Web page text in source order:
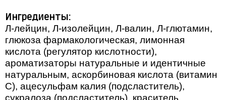
Ингредиенты:
Л-лейцин, Л-изолейцин, Л-валин, Л-глютамин,
глюкоза фармакологическая, лимонная
кислота (регулятор кислотности),
ароматизаторы натуральные и идентичные
натуральным, аскорбиновая кислота (витамин
С), ацесульфам калия (подсластитель),
сукралоза (подсластитель), краситель